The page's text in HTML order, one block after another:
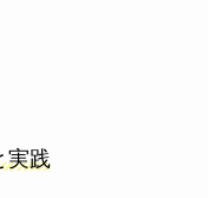
実践